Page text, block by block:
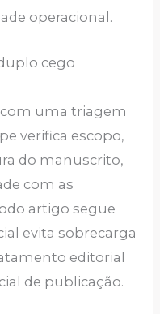
operacional.
cego
uma triagem
verifica escopo,
do manuscrito,
com as
artigo segue
evita sobrecarga
editorial
de publicação.